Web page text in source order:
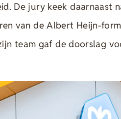
De jury keek daarnaast
van de Albert Heijn-
team gaf de doorslag